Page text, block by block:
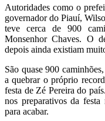
Autoridades como o
governador do Piauí,
teve cerca de 900
Monsenhor Chaves. O
depois ainda existiam
São quase 900
a quebrar o próprio
festa de Zé Pereira do
nos preparativos da
para acabar.